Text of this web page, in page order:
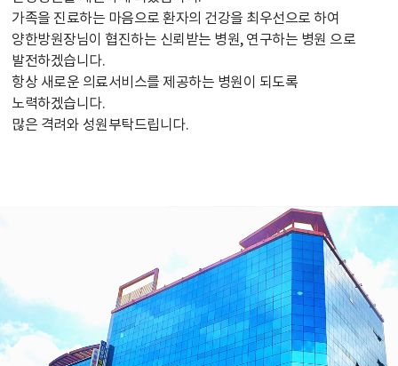
가족을 진료하는 마음으로 환자의 건강을 최우선으로 하여
양한방원장님이 협진하는 신뢰받는 병원, 연구하는 병원 으로
발전하겠습니다.
항상 새로운 의료서비스를 제공하는 병원이 되도록
노력하겠습니다.
많은 격려와 성원부탁드립니다.